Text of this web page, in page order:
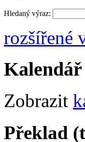
Hledaný výraz:
rozšířené
Kalendář
Zobrazit
Překlad